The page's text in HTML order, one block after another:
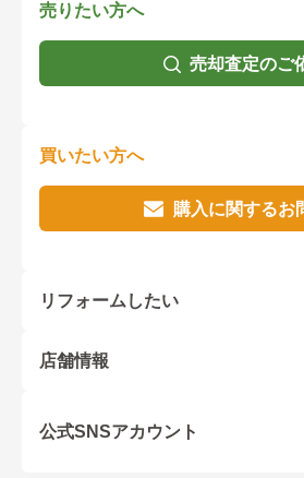
売りたい方へ
売却査定のご
買いたい方へ
購入に関するお
リフォームしたい
店舗情報
公式SNSアカウント